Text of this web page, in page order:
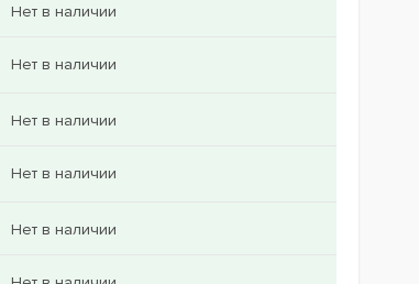
Нет в наличии
Нет в наличии
Нет в наличии
Нет в наличии
Нет в наличии